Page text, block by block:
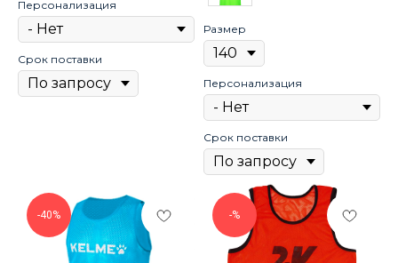
Персонализация
Срок поставки
Размер
Персонализация
Срок поставки
-40% -%